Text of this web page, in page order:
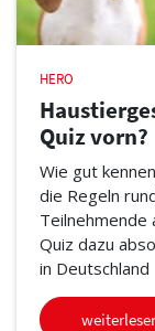
HERO
Quiz vorn?
Wie gut
die Regeln
Teilnehmende
Quiz dazu
in Deutschland